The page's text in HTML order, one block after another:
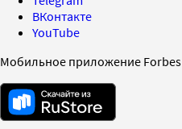
ВКонтакте
YouTube
Мобильное приложение Forbes